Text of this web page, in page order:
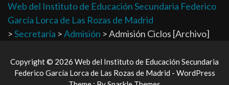
Web del Instituto de Educación Secundaria Federico
García Lorca de Las Rozas de Madrid
>Secretaría >Admisión >Admisión Ciclos [Archivo]
Copyright © 2026 Web del Instituto de Educación Secundaria
Federico García Lorca de Las Rozas de Madrid - WordPress